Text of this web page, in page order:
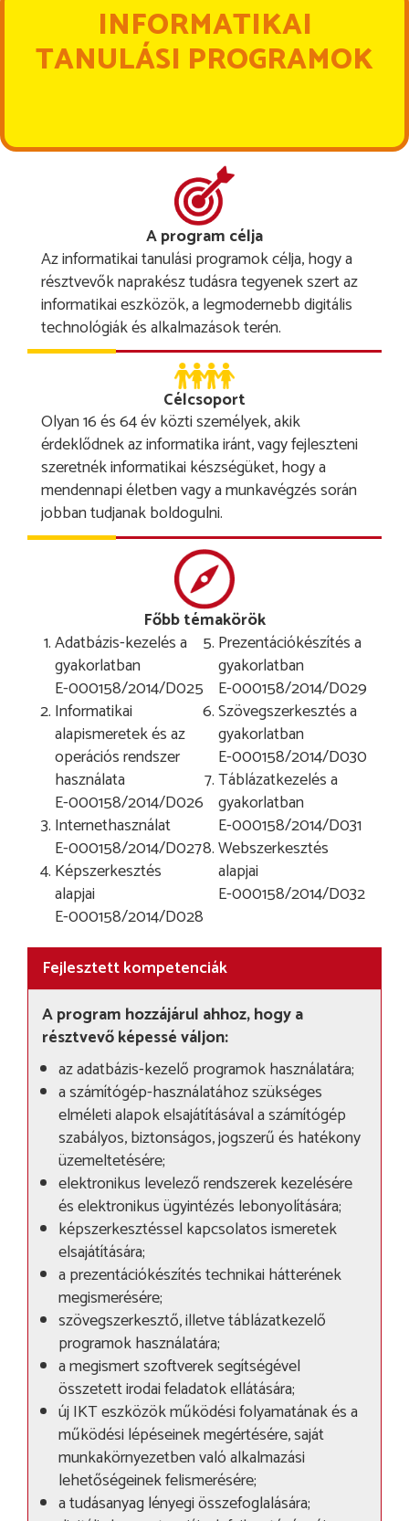
INFORMATIKAI
TANULÁSI PROGRAMOK
A program célja
Az informatikai tanulási programok célja, hogy a
résztvevők naprakész tudásra tegyenek szert az
informatikai eszközök, a legmodernebb digitális
technológiák és alkalmazások terén.
Célcsoport
Olyan 16 és 64 év közti személyek, akik
érdeklődnek az informatika iránt, vagy fejleszteni
szeretnék informatikai készségüket, hogy a
mendennapi életben vagy a munkavégzés során
jobban tudjanak boldogulni.
Főbb témakörök
Adatbázis-kezelés a
gyakorlatban
E-000158/2014/D025
Informatikai
alapismeretek és az
operációs rendszer
használata
E-000158/2014/D026
Internethasználat
E-000158/2014/D027
Képszerkesztés
alapjai
E-000158/2014/D028
Prezentációkészítés a
gyakorlatban
E-000158/2014/D029
Szövegszerkesztés a
gyakorlatban
E-000158/2014/D030
Táblázatkezelés a
gyakorlatban
E-000158/2014/D031
Webszerkesztés
alapjai
E-000158/2014/D032
Fejlesztett kompetenciák
A program hozzájárul ahhoz, hogy a
résztvevő képessé váljon:
az adatbázis-kezelő programok használatára;
a számítógép-használatához szükséges
elméleti alapok elsajátításával a számítógép
szabályos, biztonságos, jogszerű és hatékony
üzemeltetésére;
elektronikus levelező rendszerek kezelésére
és elektronikus ügyintézés lebonyolítására;
képszerkesztéssel kapcsolatos ismeretek
elsajátítására;
a prezentációkészítés technikai hátterének
megismerésére;
szövegszerkesztő, illetve táblázatkezelő
programok használatára;
a megismert szoftverek segítségével
összetett irodai feladatok ellátására;
új IKT eszközök működési folyamatának és a
működési lépéseinek megértésére, saját
munkakörnyezetben való alkalmazási
lehetőségeinek felismerésére;
a tudásanyag lényegi összefoglalására;